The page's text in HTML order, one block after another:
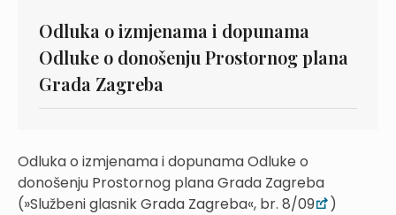
Odluka o izmjenama i dopunama
Odluke o donošenju Prostornog plana
Grada Zagreba
Odluka o izmjenama i dopunama Odluke o
donošenju Prostornog plana Grada Zagreba
(»Službeni glasnik Grada Zagreba«, br. 8/09
)